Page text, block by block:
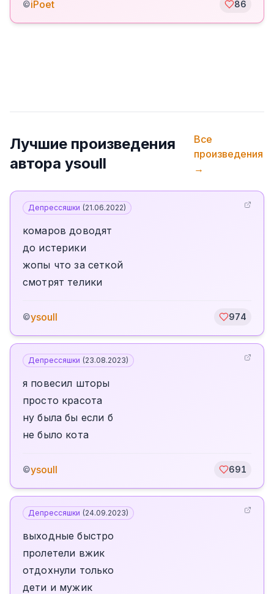
©iPoet 86
Лучшие произведения
автора ysoull
Все
произведения
→
Депрессяшки (21.06.2022)
комаров доводят
до истерики
жопы что за сеткой
смотрят телики
©ysoull 974
Депрессяшки (23.08.2023)
я повесил шторы
просто красота
ну была бы если б
не было кота
©ysoull 691
Депрессяшки (24.09.2023)
выходные быстро
пролетели вжик
отдохнули только
дети и мужик